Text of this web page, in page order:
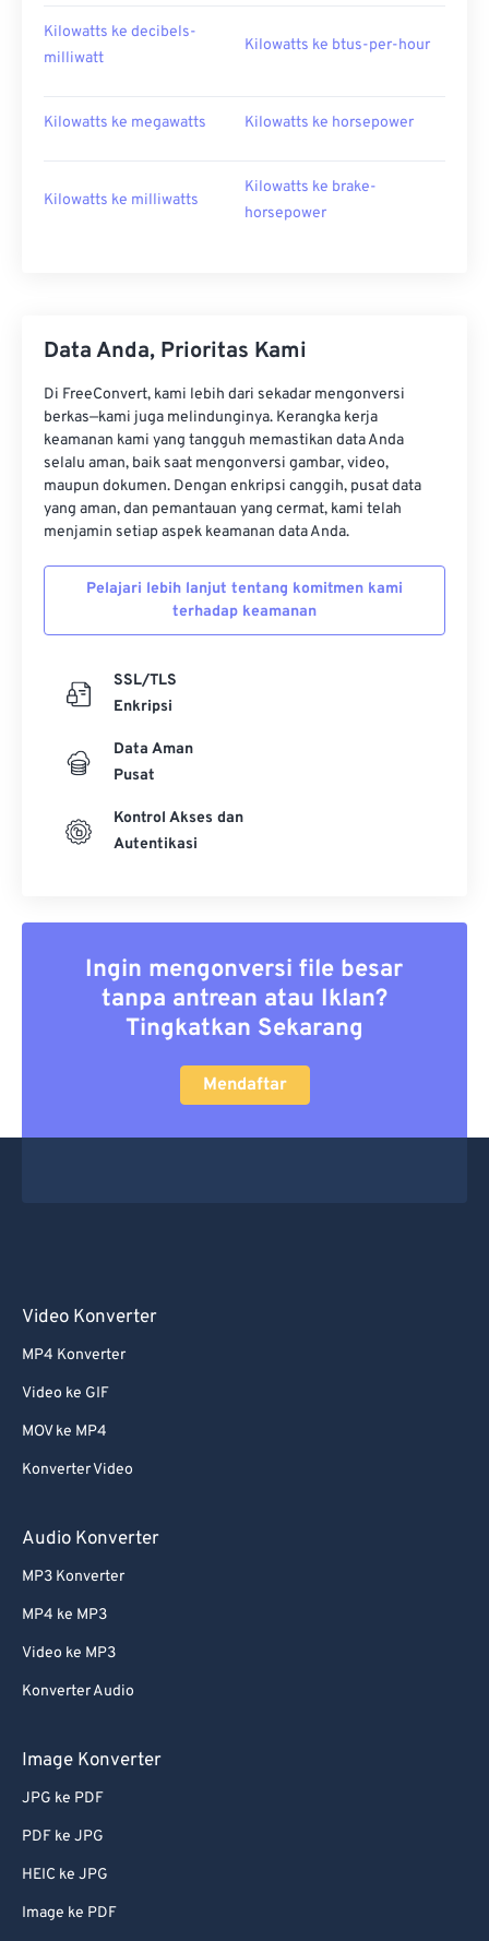
Kilowatts ke decibels-
milliwatt
Kilowatts ke btus-per-hour
Kilowatts ke megawatts Kilowatts ke horsepower
Kilowatts ke milliwatts
Kilowatts ke brake-
horsepower
Data Anda, Prioritas Kami
Di FreeConvert, kami lebih dari sekadar mengonversi
berkas—kami juga melindunginya. Kerangka kerja
keamanan kami yang tangguh memastikan data Anda
selalu aman, baik saat mengonversi gambar, video,
maupun dokumen. Dengan enkripsi canggih, pusat data
yang aman, dan pemantauan yang cermat, kami telah
menjamin setiap aspek keamanan data Anda.
Pelajari lebih lanjut tentang komitmen kami
terhadap keamanan
SSL/TLS
Enkripsi
Data Aman
Pusat
Kontrol Akses dan
Autentikasi
Ingin mengonversi file besar
tanpa antrean atau Iklan?
Tingkatkan Sekarang
Mendaftar
Video Konverter
MP4 Konverter
Video ke GIF
MOV ke MP4
Konverter Video
Audio Konverter
MP3 Konverter
MP4 ke MP3
Video ke MP3
Konverter Audio
Image Konverter
JPG ke PDF
PDF ke JPG
HEIC ke JPG
Image ke PDF